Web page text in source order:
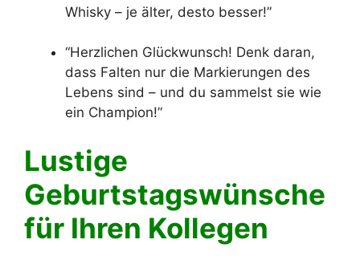
Whisky – je älter, desto besser!”
“Herzlichen Glückwunsch! Denk daran,
dass Falten nur die Markierungen des
Lebens sind – und du sammelst sie wie
ein Champion!”
Lustige
Geburtstagswünsche
für Ihren Kollegen